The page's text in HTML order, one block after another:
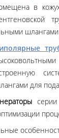
в
для
серии